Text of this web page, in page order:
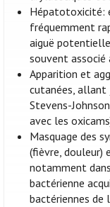
Hépatotoxicité:
fréquemment
aiguë
souvent associé
Apparition et
cutanées, allant
Stevens-
avec les
Masquage des
(fièvre, douleur)
notamment
bactérienne
bactériennes de